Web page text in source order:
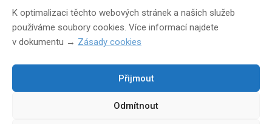
K optimalizaci těchto webových stránek a našich služeb
používáme soubory cookies. Více informací najdete
v dokumentu → Zásady cookies
Přijmout
Odmítnout
Prohlášení o přístupnosti
Prohlášení o ochraně soukromí
Zásady cookies (EU)
Změna velikosti písma na webu